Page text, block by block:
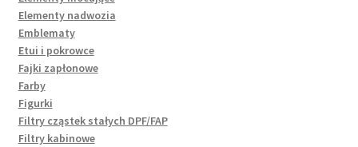
Elementy nadwozia
Emblematy
Etui i pokrowce
Fajki zapłonowe
Farby
Figurki
Filtry cząstek stałych DPF/FAP
Filtry kabinowe